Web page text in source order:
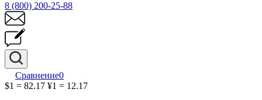
8 (800) 200-25-88
Сравнение0
$1 = 82.17 ¥1 = 12.17